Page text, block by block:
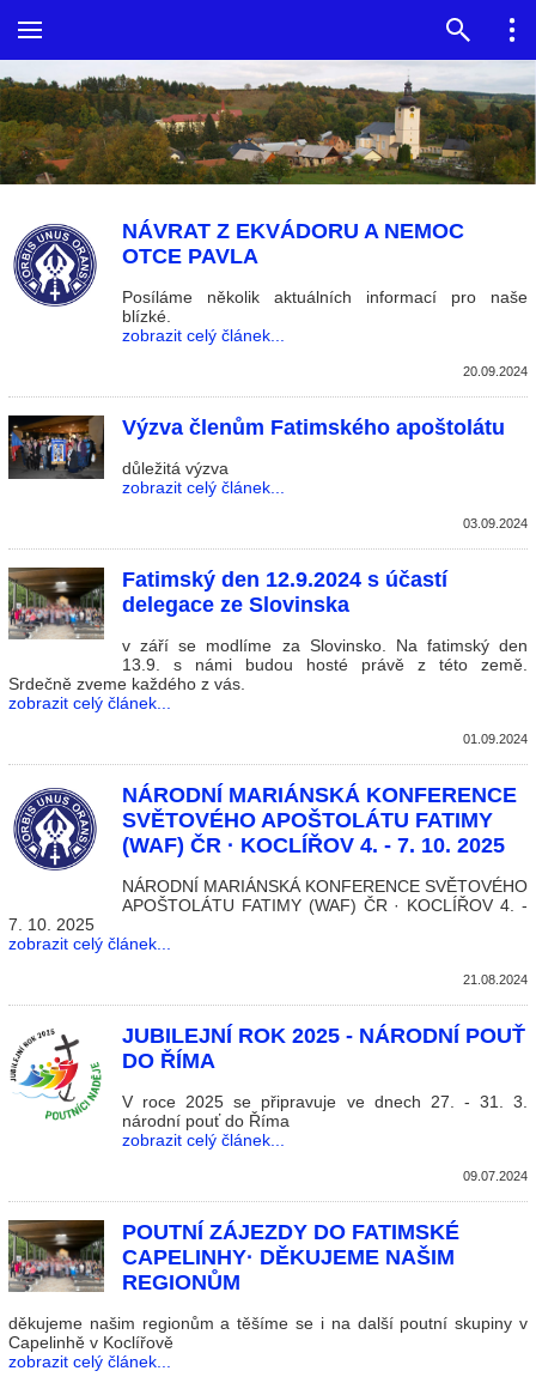
NÁVRAT Z EKVÁDORU A NEMOC
OTCE PAVLA
Posíláme několik aktuálních informací pro naše
blízké.
zobrazit celý článek...
20.09.2024
Výzva členům Fatimského apoštolátu
důležitá výzva
zobrazit celý článek...
03.09.2024
Fatimský den 12.9.2024 s účastí
delegace ze Slovinska
v září se modlíme za Slovinsko. Na fatimský den
13.9. s námi budou hosté právě z této země.
Srdečně zveme každého z vás.
zobrazit celý článek...
01.09.2024
NÁRODNÍ MARIÁNSKÁ KONFERENCE
SVĚTOVÉHO APOŠTOLÁTU FATIMY
(WAF) ČR · KOCLÍŘOV 4. - 7. 10. 2025
NÁRODNÍ MARIÁNSKÁ KONFERENCE SVĚTOVÉHO
APOŠTOLÁTU FATIMY (WAF) ČR · KOCLÍŘOV 4. -
7. 10. 2025
zobrazit celý článek...
21.08.2024
JUBILEJNÍ ROK 2025 - NÁRODNÍ POUŤ
DO ŘÍMA
V roce 2025 se připravuje ve dnech 27. - 31. 3.
národní pouť do Říma
zobrazit celý článek...
09.07.2024
POUTNÍ ZÁJEZDY DO FATIMSKÉ
CAPELINHY· DĚKUJEME NAŠIM
REGIONŮM
děkujeme našim regionům a těšíme se i na další poutní skupiny v
Capelinhě v Koclířově
zobrazit celý článek...